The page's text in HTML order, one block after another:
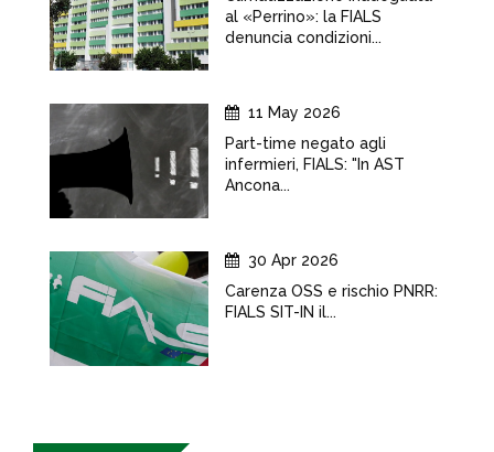
al «Perrino»: la FIALS
denuncia condizioni...
11 May 2026
Part-time negato agli
infermieri, FIALS: "In AST
Ancona...
30 Apr 2026
Carenza OSS e rischio PNRR:
FIALS SIT-IN il...